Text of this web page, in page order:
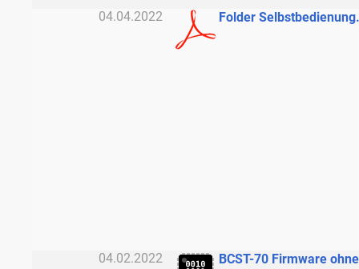
04.04.2022 Folder
04.02.2022 BCST-70 Firmware